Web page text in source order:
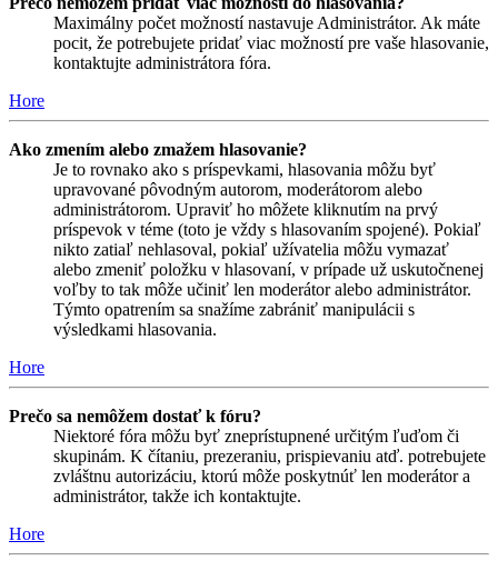
Maximálny počet možností nastavuje Administrátor. Ak máte
pocit, že potrebujete pridať viac možností pre vaše hlasovanie,
kontaktujte administrátora fóra.
Hore
Ako zmením alebo zmažem hlasovanie?
Je to rovnako ako s príspevkami, hlasovania môžu byť
upravované pôvodným autorom, moderátorom alebo
administrátorom. Upraviť ho môžete kliknutím na prvý
príspevok v téme (toto je vždy s hlasovaním spojené). Pokiaľ
nikto zatiaľ nehlasoval, pokiaľ užívatelia môžu vymazať
alebo zmeniť položku v hlasovaní, v prípade už uskutočnenej
voľby to tak môže učiniť len moderátor alebo administrátor.
Týmto opatrením sa snažíme zabrániť manipulácii s
výsledkami hlasovania.
Hore
Prečo sa nemôžem dostať k fóru?
Niektoré fóra môžu byť zneprístupnené určitým ľuďom či
skupinám. K čítaniu, prezeraniu, prispievaniu atď. potrebujete
zvláštnu autorizáciu, ktorú môže poskytnúť len moderátor a
administrátor, takže ich kontaktujte.
Hore